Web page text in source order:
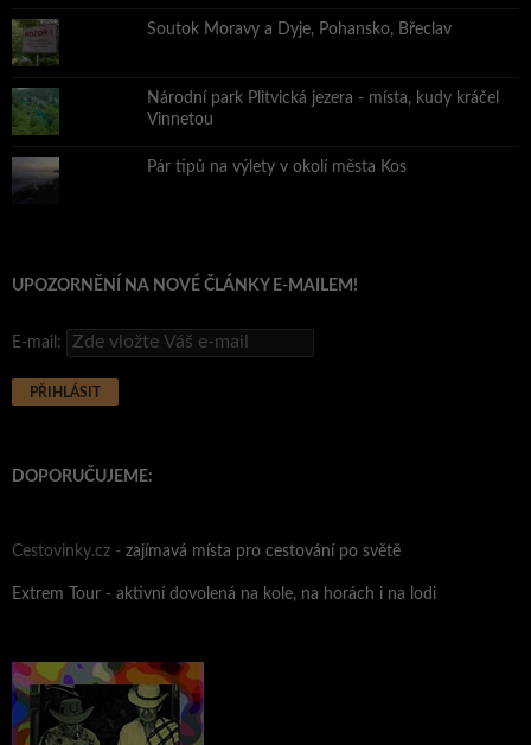
Soutok Moravy a Dyje, Pohansko, Břeclav
Národní park Plitvická jezera - místa, kudy kráčel
Vinnetou
Pár tipů na výlety v okolí města Kos
UPOZORNĚNÍ NA NOVÉ ČLÁNKY E-MAILEM!
E-mail:
DOPORUČUJEME:
Cestovinky.cz - zajímavá místa pro cestování po světě
Extrem Tour - aktivní dovolená na kole, na horách i na lodi